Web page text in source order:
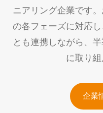
ニアリング企業です
の各フェーズに対応
とも連携しながら、
に取り組
企業